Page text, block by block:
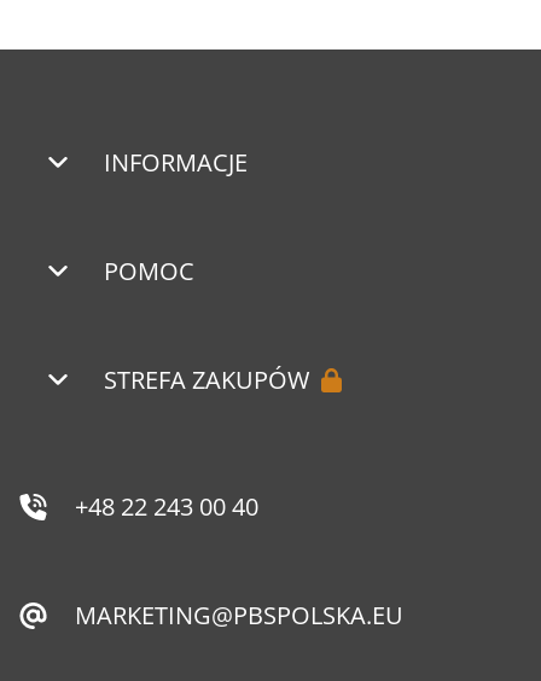
INFORMACJE
POMOC
STREFA ZAKUPÓW
+48 22 243 00 40
MARKETING@PBSPOLSKA.EU